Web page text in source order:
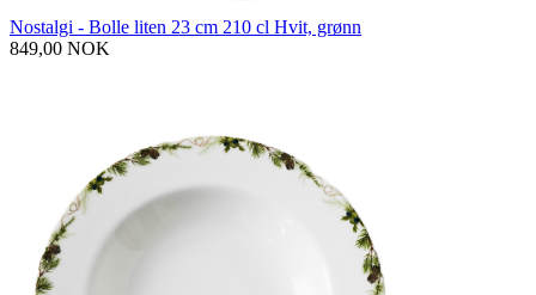
Nostalgi - Bolle liten 23 cm 210 cl Hvit, grønn
849,00 NOK